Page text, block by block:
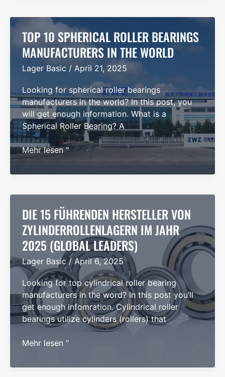
in
the
World
TOP 10 SPHERICAL ROLLER BEARINGS
MANUFACTURERS IN THE WORLD
Lager Basic / April 21, 2025
Looking for spherical roller bearings
manufacturers in the world? In this post, you
will get enough information. What is a
Spherical Roller Bearing? A
TOP
10
SPHERICAL
BEARINGS
MANUFACTURERS
IN
THE
WORLD
Mehr lesen "
DIE 15 FÜHRENDEN HERSTELLER VON
ZYLINDERROLLENLAGERN IM JAHR
2025 (GLOBAL LEADERS)
Lager Basic/April 6, 2025
Looking for top cylindrical roller bearing
manufacturers in the word? In this post you’ll
get enough infomration. Cylindrical roller
bearings utilize cylinders (rollers) that
Die
führenden
Mehr lesen "